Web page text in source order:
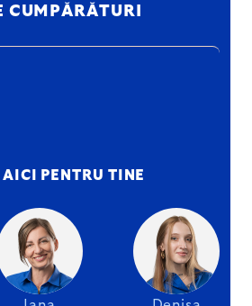
CUMPĂRĂTURI
AICI PENTRU TINE